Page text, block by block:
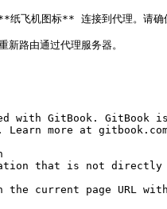
机图标** 连接到代理。请确保
新路由通过代理服务器。
with GitBook. GitBook
more at
that is not directly
the current page URL